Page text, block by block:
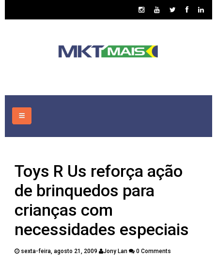
CONSULTORIA
ASSUNTOS
PUBLICAÇÕES
Toys R Us reforça ação
de brinquedos para
crianças com
necessidades especiais
sexta-feira, agosto 21, 2009 Jony Lan 0 Comments